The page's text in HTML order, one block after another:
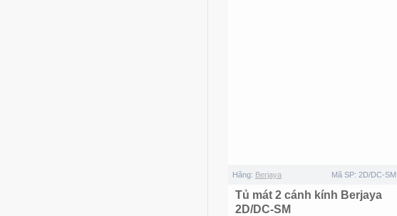
Hãng: Berjaya Mã SP: 2D/DC-SM
Tủ mát 2 cánh kính Berjaya
2D/DC-SM